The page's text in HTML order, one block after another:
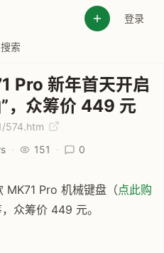
登录
搜索
Pro 新年首天开启
，众筹价 449 元
574.htm
· 151 · 0
MK71 Pro 机械键盘（点此购
众筹价 449 元。